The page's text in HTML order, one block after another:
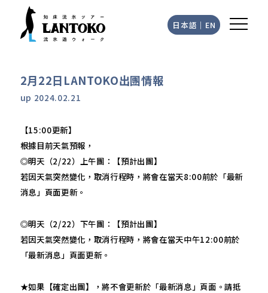
日本語 ｜ EN
2月22日LANTOKO出團情報
up 2024.02.21
【15:00更新】
根據目前天氣預報，
◎明天（2/22）上午團：【預計出團】
若因天氣突然變化，取消行程時，將會在當天8:00前於「最新
消息」頁面更新。
◎明天（2/22）下午團：【預計出團】
若因天氣突然變化，取消行程時，將會在當天中午12:00前於
「最新消息」頁面更新。
★如果【確定出團】，將不會更新於「最新消息」頁面。請抵